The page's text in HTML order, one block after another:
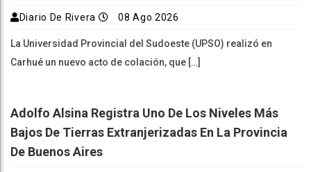
Diario De Rivera 08 Ago 2026
La Universidad Provincial del Sudoeste (UPSO) realizó en
Carhué un nuevo acto de colación, que […]
Adolfo Alsina Registra Uno De Los Niveles Más
Bajos De Tierras Extranjerizadas En La Provincia
De Buenos Aires